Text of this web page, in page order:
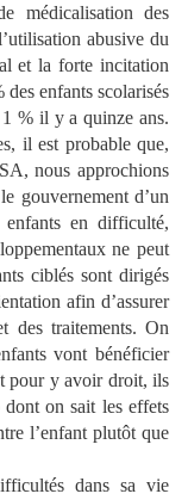
médicalisation des
abusive du
et la forte incitation
enfants scolarisés
1 % il y a quinze ans.
il est probable que,
nous approchions
gouvernement d’un
en difficulté,
ne peut
ciblés sont dirigés
afin d’assurer
des traitements. On
vont bénéficier
pour y avoir droit, ils
on sait les effets
l’enfant plutôt que
dans sa vie